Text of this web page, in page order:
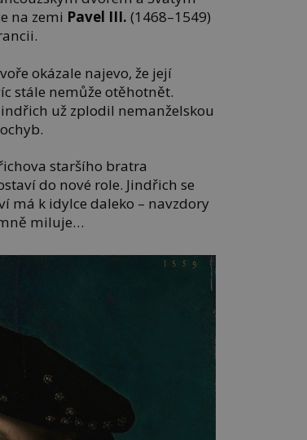
na zemi Pavel III. (1468–1549)
okázale najevo, že její
stále nemůže otěhotnět.
už zplodil nemanželskou
staršího bratra
do nové role. Jindřich se
má k idylce daleko – navzdory
miluje…